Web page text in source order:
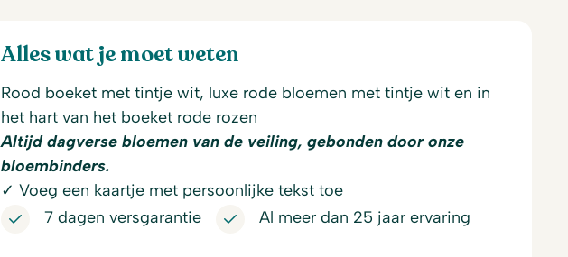
Alles wat je moet weten
Rood boeket met tintje wit, luxe rode bloemen met tintje wit en in
het hart van het boeket rode rozen
Altijd dagverse bloemen van de veiling, gebonden door onze
bloembinders.
✓ Voeg een kaartje met persoonlijke tekst toe
7 dagen versgarantie
Al meer dan 25 jaar ervaring